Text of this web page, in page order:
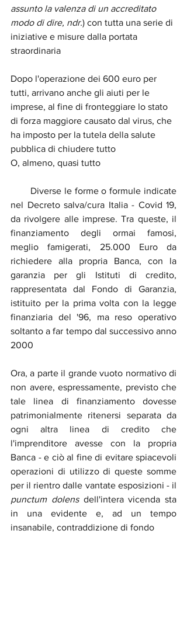
assunto la valenza di un accreditato
modo di dire, ndr.) con tutta una serie di
iniziative e misure dalla portata
straordinaria
Dopo l'operazione dei 600 euro per
tutti, arrivano anche gli aiuti per le
imprese, al fine di fronteggiare lo stato
di forza maggiore causato dal virus, che
ha imposto per la tutela della salute
pubblica di chiudere tutto
O, almeno, quasi tutto
nel Decreto salva/cura Italia - Covid 19,
da rivolgere alle imprese. Tra queste, il
finanziamento degli ormai famosi,
meglio famigerati, 25.000 Euro da
richiedere alla propria Banca, con la
garanzia per gli Istituti di credito,
rappresentata dal Fondo di Garanzia,
istituito per la prima volta con la legge
finanziaria del '96, ma reso operativo
soltanto a far tempo dal successivo anno
2000
Ora, a parte il grande vuoto normativo di
non avere, espressamente, previsto che
tale linea di finanziamento dovesse
patrimonialmente ritenersi separata da
ogni altra linea di credito che
l'imprenditore avesse con la propria
Banca - e ciò al fine di evitare spiacevoli
operazioni di utilizzo di queste somme
punctum dolens dell'intera vicenda sta
in una evidente e, ad un tempo
insanabile, contraddizione di fondo